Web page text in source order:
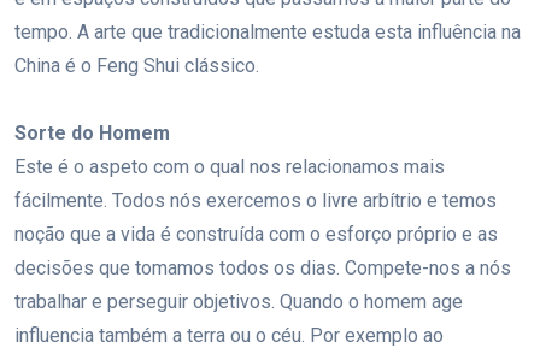
tempo. A arte que tradicionalmente estuda esta influência na
China é o Feng Shui clássico.
Sorte do Homem
Este é o aspeto com o qual nos relacionamos mais
fácilmente. Todos nós exercemos o livre arbítrio e temos
noção que a vida é construída com o esforço próprio e as
decisões que tomamos todos os dias. Compete-nos a nós
trabalhar e perseguir objetivos. Quando o homem age
influencia também a terra ou o céu. Por exemplo ao